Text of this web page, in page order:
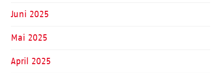
Juni 2025
Mai 2025
April 2025